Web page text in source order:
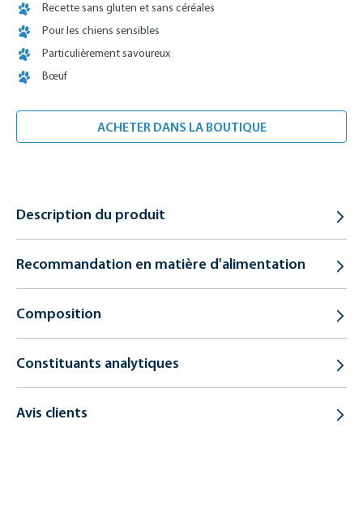
Recette sans gluten et sans céréales
Pour les chiens sensibles
Particulièrement savoureux
Bœuf
ACHETER DANS LA BOUTIQUE
Description du produit
Recommandation en matière d'alimentation
Composition
Constituants analytiques
Avis clients